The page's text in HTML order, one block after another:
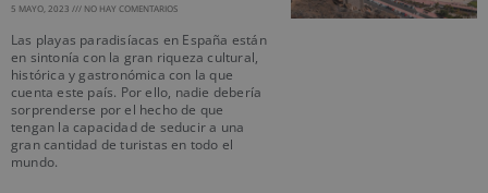
5 MAYO, 2023 NO HAY COMENTARIOS
Las playas paradisíacas en España están
en sintonía con la gran riqueza cultural,
histórica y gastronómica con la que
cuenta este país. Por ello, nadie debería
sorprenderse por el hecho de que
tengan la capacidad de seducir a una
gran cantidad de turistas en todo el
mundo.